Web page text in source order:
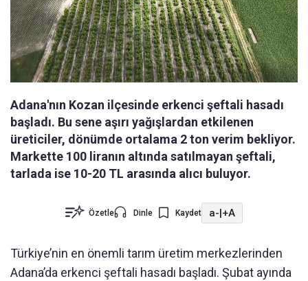
Adana'nın Kozan ilçesinde erkenci şeftali hasadı
başladı. Bu sene aşırı yağışlardan etkilenen
üreticiler, dönümde ortalama 2 ton verim bekliyor.
Markette 100 liranın altında satılmayan şeftali,
tarlada ise 10-20 TL arasında alıcı buluyor.
Özetle Dinle Kaydet a-|+A
Türkiye’nin en önemli tarım üretim merkezlerinden
Adana’da erkenci şeftali hasadı başladı. Şubat ayında